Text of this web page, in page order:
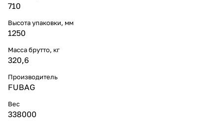
710
Высота упаковки, мм
1250
Масса брутто, кг
320,6
Производитель
FUBAG
Вес
338000